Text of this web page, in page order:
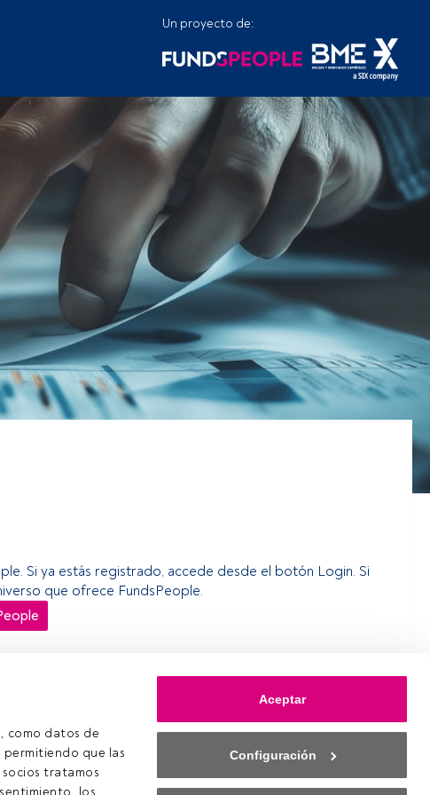
como datos de
que las
tratamos
Aceptar
Configuración
Un proyecto de:
Si ya estás registrado, accede desde el botón Login. Si
que ofrece FundsPeople.